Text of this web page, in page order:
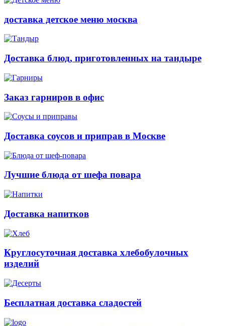
доставка детское меню москва
Доставка блюд, приготовленных на тандыре
Заказ гарниров в офис
Доставка соусов и приправ в Москве
Лучшие блюда от шефа повара
Доставка напитков
Круглосуточная доставка хлебобулочных
изделий
Бесплатная доставка сладостей